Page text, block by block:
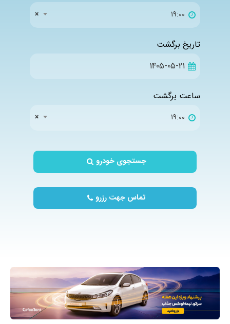
× 19:00
تاریخ برگشت
ساعت برگشت
× 19:00
جستجوی خودرو
تماس جهت رزرو